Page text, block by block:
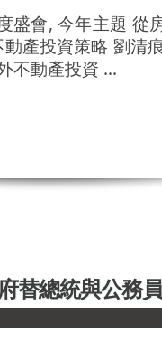
盛會, 今年主題 從
產投資策略 劉清
不動產投資 ...
替總統與公務